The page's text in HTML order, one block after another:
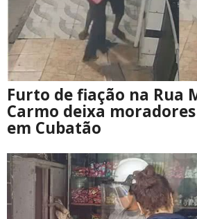
Furto de fiação na Rua
Carmo deixa
em Cubatão